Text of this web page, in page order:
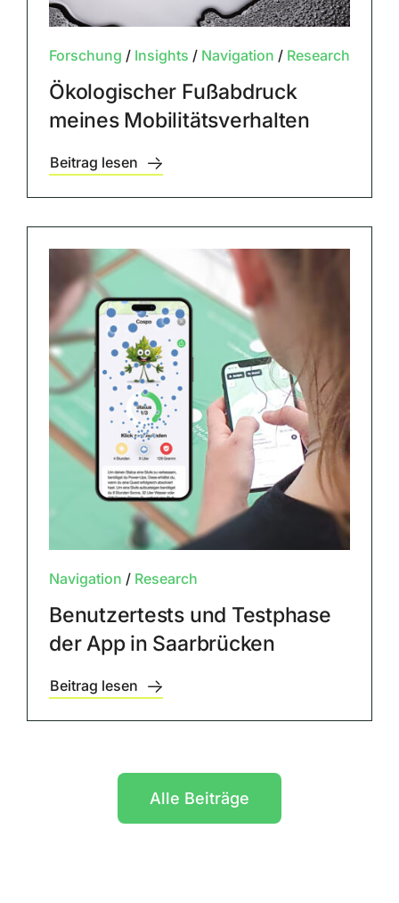
Forschung / Insights / Navigation / Research
Ökologischer Fußabdruck
meines Mobilitätsverhalten
Beitrag lesen
Navigation / Research
Benutzertests und Testphase
der App in Saarbrücken
Beitrag lesen
Alle Beiträge